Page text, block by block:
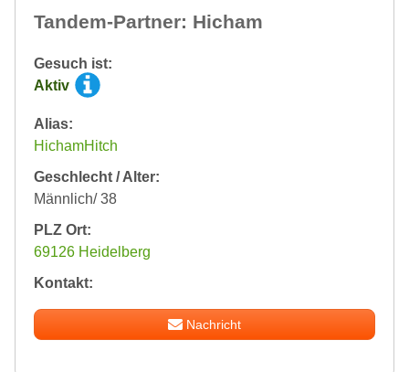
Tandem-Partner: Hicham
Gesuch ist:
Aktiv
Alias:
HichamHitch
Geschlecht / Alter:
Männlich/ 38
PLZ Ort:
69126 Heidelberg
Kontakt:
Nachricht